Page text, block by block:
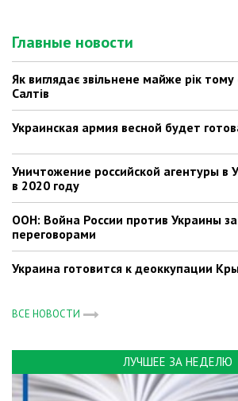
Главные новости
Як виглядає звільнене майже рік
Салтів
Украинская армия весной будет
Уничтожение российской агентуры в
в 2020 году
ООН: Война России против Украины
переговорами
Украина готовится к деоккупации
ВСЕ НОВОСТИ
ЛУЧШЕЕ ЗА НЕДЕЛЮ